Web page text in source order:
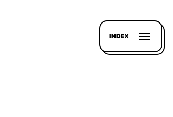
INDEX